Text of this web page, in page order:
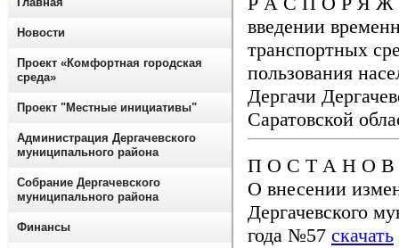
введении
транспортных
пользования
Дергачи
Саратовской
П О С Т А Н О В
О внесении
Дергачевского
года №57 скачать
Новости
Проект «Комфортная городская
среда»
Проект "Местные инициативы"
Администрация Дергачевского
муниципального района
Собрание Дергачевского
муниципального района
Финансы